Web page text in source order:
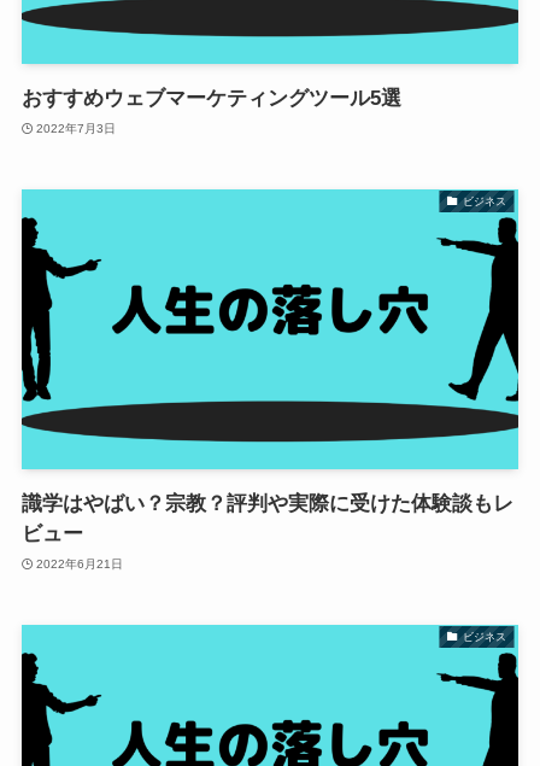
おすすめウェブマーケティングツール5選
2022年7月3日
ビジネス
識学はやばい？宗教？評判や実際に受けた体験談もレ
ビュー
2022年6月21日
ビジネス